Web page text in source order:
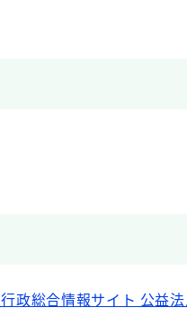
政総合情報サイト 公益